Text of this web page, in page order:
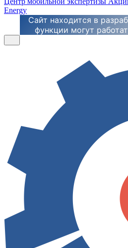
Energy
Сайт находится в
функции могут